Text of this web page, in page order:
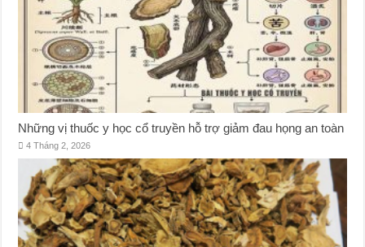
Những vị thuốc y học cổ truyền hỗ trợ giảm đau họng an toàn
4 Tháng 2, 2026